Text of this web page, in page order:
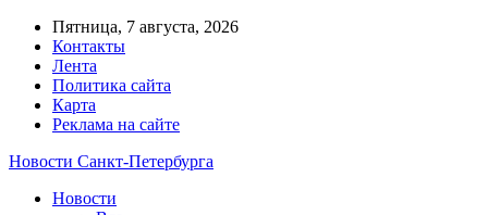
Пятница, 7 августа, 2026
Контакты
Лента
Политика сайта
Карта
Реклама на сайте
Новости Санкт-Петербурга
Новости